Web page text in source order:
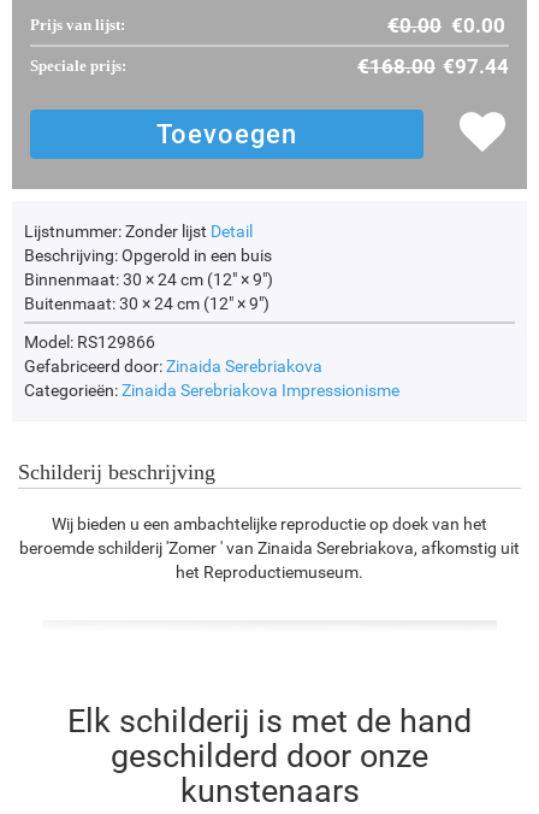
Prijs van lijst: €0.00 €0.00
Speciale prijs: €168.00 €97.44
Lijstnummer:Zonder lijst Detail
Beschrijving:Opgerold in een buis
Binnenmaat:30 × 24 cm (12" × 9")
Buitenmaat:30 × 24 cm (12" × 9")
Model: RS129866
Gefabriceerd door:Zinaida Serebriakova
Categorieën:Zinaida Serebriakova Impressionisme
Schilderij beschrijving
Wij bieden u een ambachtelijke reproductie op doek van het
beroemde schilderij 'Zomer ' van Zinaida Serebriakova, afkomstig uit
het Reproductiemuseum.
Elk schilderij is met de hand
geschilderd door onze
kunstenaars